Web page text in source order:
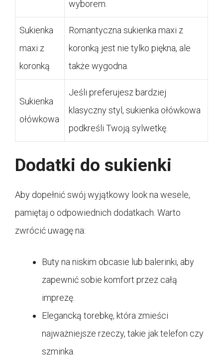
wyborem.
Sukienka
maxi z
koronką
Romantyczna sukienka maxi z
koronką jest nie tylko piękna, ale
także wygodna.
Sukienka
ołówkowa
Jeśli preferujesz bardziej
klasyczny styl, sukienka ołówkowa
podkreśli Twoją sylwetkę.
Dodatki do sukienki
Aby dopełnić swój wyjątkowy look na wesele,
pamiętaj o odpowiednich dodatkach. Warto
zwrócić uwagę na:
Buty na niskim obcasie lub balerinki, aby
zapewnić sobie komfort przez całą
imprezę.
Elegancką torebkę, która zmieści
najważniejsze rzeczy, takie jak telefon czy
szminka.